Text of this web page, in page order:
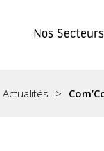
Nos Secteurs
Actualités